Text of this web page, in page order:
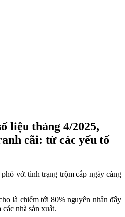
liệu tháng 4/2025,
cãi: từ các yếu tố
với tình trạng trộm cắp ngày càng
là chiếm tới 80% nguyên nhân đẩy
nhà sản xuất.